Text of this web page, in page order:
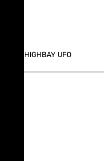
HIGHBAY UFO